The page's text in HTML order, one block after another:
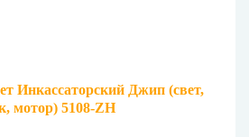
Инкассаторский Джип (свет,
мотор) 5108-ZH